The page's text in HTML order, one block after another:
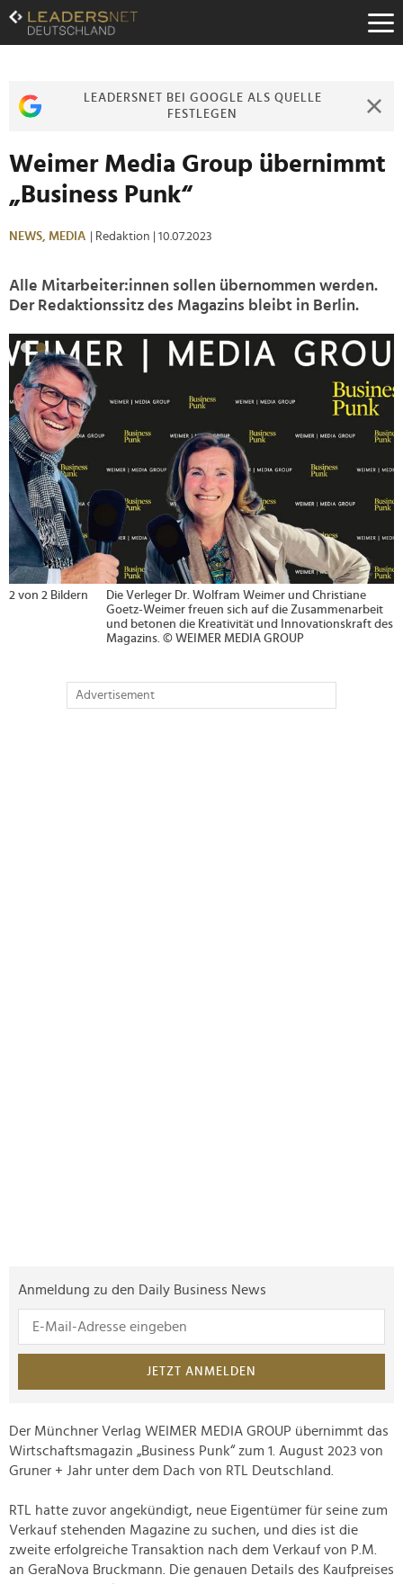
Zum
Inhalt
Zur
Zur
LEADERSNET BEI GOOGLE ALS QUELLE
FESTLEGEN
Weimer Media Group übernimmt
„Business Punk“
NEWS, MEDIA | Redaktion | 10.07.2023
Alle Mitarbeiter:innen sollen übernommen werden.
Der Redaktionssitz des Magazins bleibt in Berlin.
>
2 von 2 Bildern
Die Verleger Dr. Wolfram Weimer und Christiane
Goetz-Weimer freuen sich auf die Zusammenarbeit
und betonen die Kreativität und Innovationskraft des
Magazins. © WEIMER MEDIA GROUP
Advertisement
Anmeldung zu den Daily Business News
JETZT ANMELDEN
Der Münchner Verlag WEIMER MEDIA GROUP übernimmt das
Wirtschaftsmagazin „Business Punk“ zum 1. August 2023 von
Gruner + Jahr unter dem Dach von RTL Deutschland.
RTL hatte zuvor angekündigt, neue Eigentümer für seine zum
Verkauf stehenden Magazine zu suchen, und dies ist die
zweite erfolgreiche Transaktion nach dem Verkauf von P.M.
an GeraNova Bruckmann. Die genauen Details des Kaufpreises